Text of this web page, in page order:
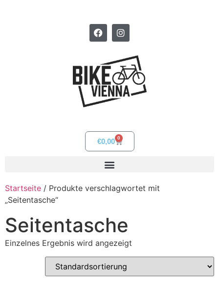
€0,00 0
Startseite / Produkte verschlagwortet mit
„Seitentasche“
Seitentasche
Einzelnes Ergebnis wird angezeigt